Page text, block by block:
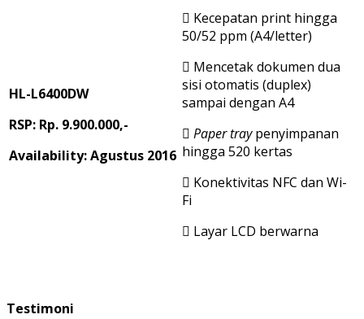
HL-L6400DW
RSP: Rp. 9.900.000,-
Availability: Agustus 2016
 Kecepatan print hingga
50/52 ppm (A4/letter)
 Mencetak dokumen dua
sisi otomatis (duplex)
sampai dengan A4
 Paper traypenyimpanan
hingga 520 kertas
 Konektivitas NFC dan Wi-
Fi
 Layar LCD berwarna
Testimoni